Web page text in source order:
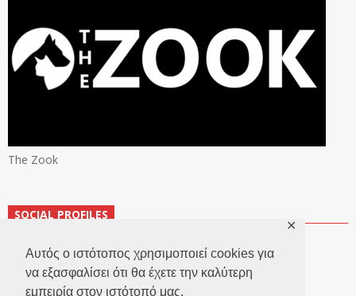
Αυτός ο ιστότοπος χρησιμοποιεί cookies για
να εξασφαλίσει ότι θα έχετε την καλύτερη
εμπειρία στον ιστότοπό μας.
✕
The Zook
SOCIAL PROFILES